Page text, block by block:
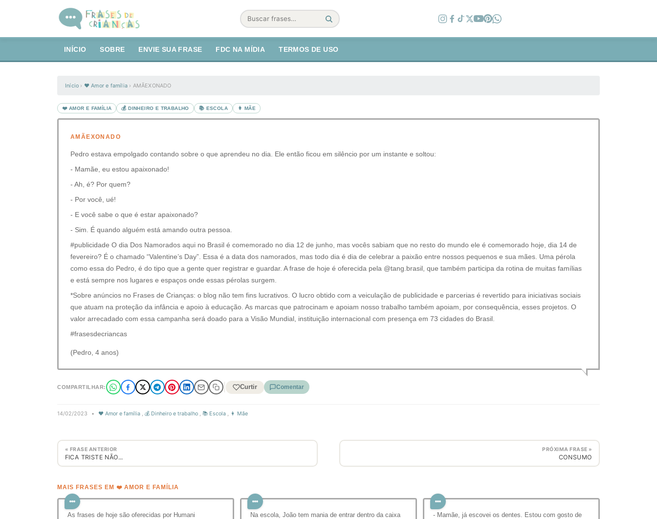
Buscar
INÍCIO SOBRE ENVIE SUA FRASE FDC NA MÍDIA TERMOS DE USO
Início › ❤️ Amor e família › AMÃEXONADO
❤️ AMOR E FAMÍLIA 💰 DINHEIRO E TRABALHO 📚 ESCOLA 👩 MÃE
AMÃEXONADO
Pedro estava empolgado contando sobre o que aprendeu no dia. Ele então ficou em silêncio por um instante e soltou:
- Mamãe, eu estou apaixonado!
- Ah, é? Por quem?
- Por você, ué!
- E você sabe o que é estar apaixonado?
- Sim. É quando alguém está amando outra pessoa.
#publicidade O dia Dos Namorados aqui no Brasil é comemorado no dia 12 de junho, mas vocês sabiam que no resto do mundo ele é comemorado hoje, dia 14 de
fevereiro? É o chamado “Valentine’s Day”. Essa é a data dos namorados, mas todo dia é dia de celebrar a paixão entre nossos pequenos e sua mães. Uma pérola
como essa do Pedro, é do tipo que a gente quer registrar e guardar. A frase de hoje é oferecida pela @tang.brasil, que também participa da rotina de muitas famílias
e está sempre nos lugares e espaços onde essas pérolas surgem.
*Sobre anúncios no Frases de Crianças: o blog não tem fins lucrativos. O lucro obtido com a veiculação de publicidade e parcerias é revertido para iniciativas sociais
que atuam na proteção da infância e apoio à educação. As marcas que patrocinam e apoiam nosso trabalho também apoiam, por consequência, esses projetos. O
valor arrecadado com essa campanha será doado para a Visão Mundial, instituição internacional com presença em 73 cidades do Brasil.
#frasesdecriancas
(Pedro, 4 anos)
COMPARTILHAR: Curtir Comentar
14/02/2023 • ❤️ Amor e família , 💰 Dinheiro e trabalho , 📚 Escola , 👩 Mãe
« FRASE ANTERIOR
FICA TRISTE NÃO...
PRÓXIMA FRASE »
CONSUMO
MAIS FRASES EM ❤️ AMOR E FAMÍLIA
As frases de hoje são oferecidas por Humani
Na escola, João tem mania de entrar dentro da caixa
- Mamãe, já escovei os dentes. Estou com gosto de